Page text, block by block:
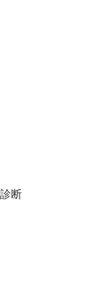
断